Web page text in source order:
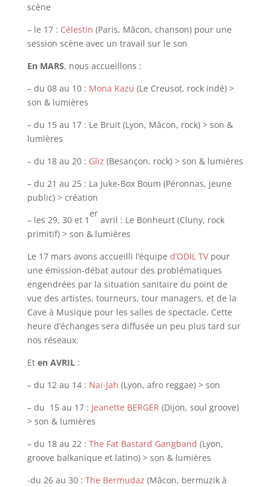
scène
– le 17 : Célestin (Paris, Mâcon, chanson) pour une
session scène avec un travail sur le son
En MARS, nous accueillons :
– du 08 au 10 : Mona Kazu (Le Creusot, rock indé) >
son & lumières
– du 15 au 17 : Le Bruit (Lyon, Mâcon, rock) > son &
lumières
– du 18 au 20 : Gliz (Besançon, rock) > son & lumières
– du 21 au 25 : La Juke-Box Boum (Péronnas, jeune
public) > création
– les 29, 30 et 1
er
avril : Le Bonheurt (Cluny, rock
primitif) > son & lumières
Le 17 mars avons accueilli l’équipe d’ODIL TVpour
une émission-débat autour des problématiques
engendrées par la situation sanitaire du point de
vue des artistes, tourneurs, tour managers, et de la
Cave à Musique pour les salles de spectacle. Cette
heure d’échanges sera diffusée un peu plus tard sur
nos réseaux.
Et en AVRIL:
– du 12 au 14 : Nai-Jah (Lyon, afro reggae) > son
– du 15 au 17 : Jeanette BERGER (Dijon, soul groove)
> son & lumières
– du 18 au 22 : The Fat Bastard Gangband (Lyon,
groove balkanique et latino) > son & lumières
-du 26 au 30 : The Bermudaz (Mâcon, bermuzik à